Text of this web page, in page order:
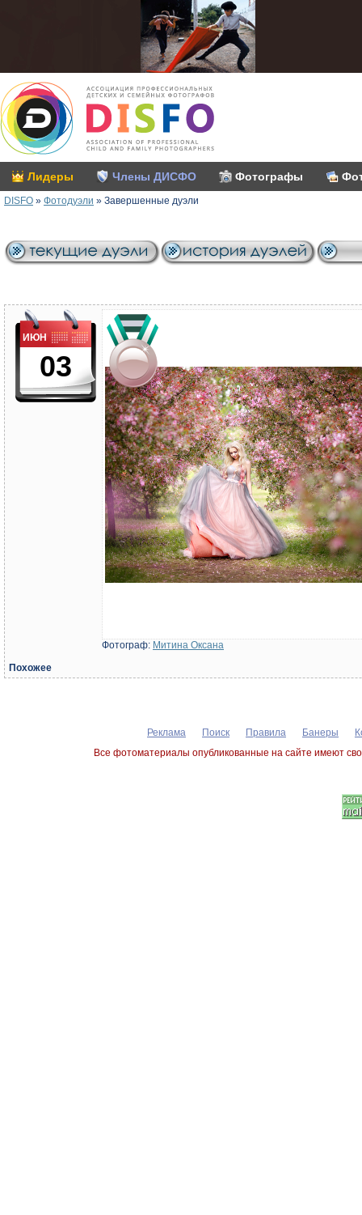
Лидеры Члены ДИСФО Фотографы
DISFO » Фотодуэли » Завершенные дуэли
03
ИЮН
Фотограф: Митина Оксана
Похожее
Реклама Поиск Правила Банеры
Все фотоматериалы опубликованные на сайте имеют